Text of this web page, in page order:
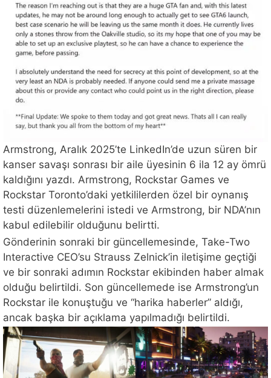
Armstrong, Aralık 2025’te LinkedIn’de uzun süren bir
kanser savaşı sonrası bir aile üyesinin 6 ila 12 ay ömrü
kaldığını yazdı. Armstrong, Rockstar Games ve
Rockstar Toronto’daki yetkililerden özel bir oynanış
testi düzenlemelerini istedi ve Armstrong, bir NDA’nın
kabul edilebilir olduğunu belirtti.
Gönderinin sonraki bir güncellemesinde, Take-Two
Interactive CEO’su Strauss Zelnick’in iletişime geçtiği
ve bir sonraki adımın Rockstar ekibinden haber almak
olduğu belirtildi. Son güncellemede ise Armstrong’un
Rockstar ile konuştuğu ve “harika haberler” aldığı,
ancak başka bir açıklama yapılmadığı belirtildi.